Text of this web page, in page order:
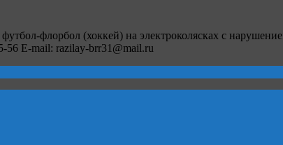
флорбол (хоккей) на электроколясках с
56 E-mail: razilay-brr31@mail.ru